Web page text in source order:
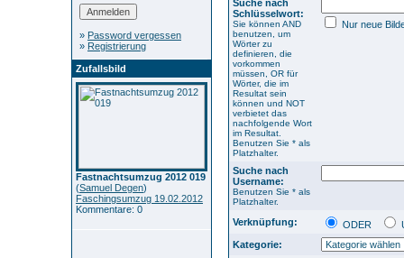
» Password vergessen
» Registrierung
Zufallsbild
Fastnachtsumzug 2012 019
(Samuel Degen)
Faschingsumzug 19.02.2012
Kommentare: 0
Suche nach
Schlüsselwort:
Sie können AND
benutzen, um
Wörter zu
definieren, die
vorkommen
müssen, OR für
Wörter, die im
Resultat sein
können und NOT
verbietet das
nachfolgende Wort
im Resultat.
Benutzen Sie * als
Platzhalter.
Nur neue
Suche nach
Username:
Benutzen Sie * als
Platzhalter.
Verknüpfung: ODER
Kategorie: